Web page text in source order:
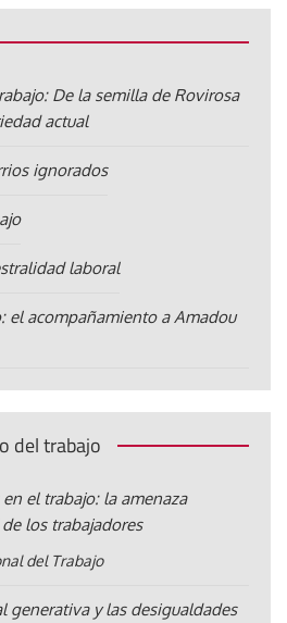
De la semilla de Rovirosa
actual
ignorados
laboral
el acompañamiento a Amadou
del trabajo
el trabajo: la amenaza
los trabajadores
del Trabajo
generativa y las desigualdades